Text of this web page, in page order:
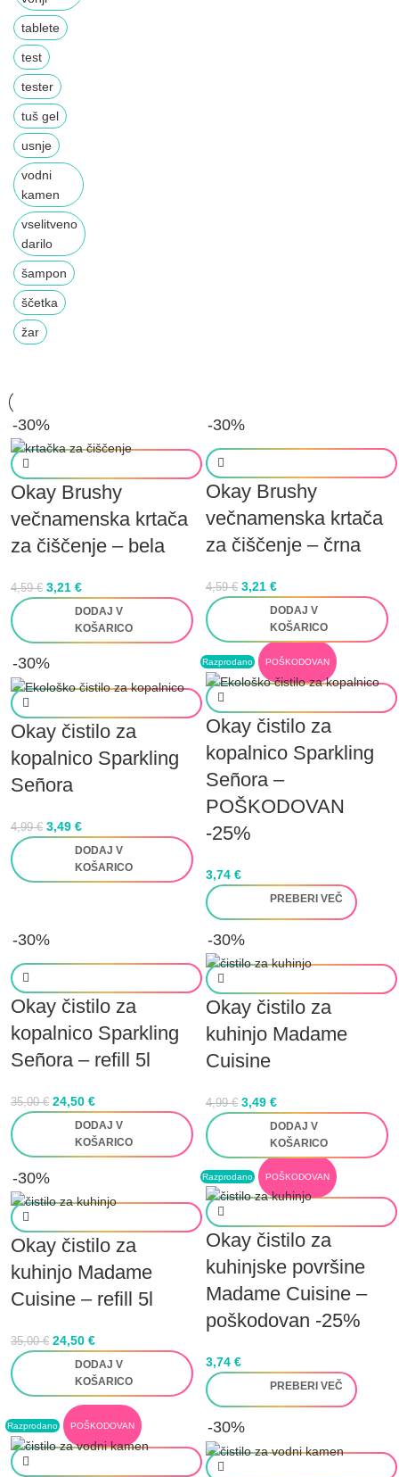
tablete
test
tester
tuš gel
usnje
vodni
kamen
vselitveno
darilo
šampon
ščetka
žar
-30%
Okay Brushy
večnamenska krtača
za čiščenje – bela
4,59€ 3,21 €
DODAJ V
KOŠARICO
-30%
Okay Brushy
večnamenska krtača
za čiščenje – črna
4,59€ 3,21 €
DODAJ V
KOŠARICO
-30%
Okay čistilo za
kopalnico Sparkling
Señora
4,99€ 3,49 €
DODAJ V
KOŠARICO
Razprodano POŠKODOVAN
Okay čistilo za
kopalnico Sparkling
Señora –
POŠKODOVAN
-25%
3,74 €
PREBERI VEČ
-30%
Okay čistilo za
kopalnico Sparkling
Señora – refill 5l
35,00€ 24,50 €
DODAJ V
KOŠARICO
-30%
Okay čistilo za
kuhinjo Madame
Cuisine
4,99€ 3,49 €
DODAJ V
KOŠARICO
-30%
Okay čistilo za
kuhinjo Madame
Cuisine – refill 5l
35,00€ 24,50 €
DODAJ V
KOŠARICO
Razprodano POŠKODOVAN
Okay čistilo za
kuhinjske površine
Madame Cuisine –
poškodovan -25%
3,74 €
PREBERI VEČ
Razprodano POŠKODOVAN -30%